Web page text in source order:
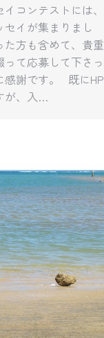
コンテストには、
イが集まりまし
た方も含めて、貴重
て応募して下さっ
感謝です。 既にHP
が、入…